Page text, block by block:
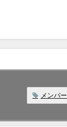
メンバー